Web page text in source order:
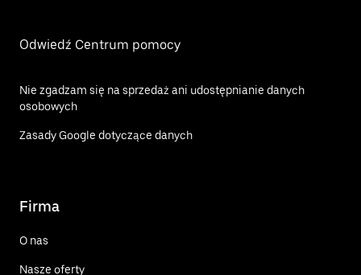
Odwiedź Centrum pomocy
Nie zgadzam się na sprzedaż ani udostępnianie danych
osobowych
Zasady Google dotyczące danych
Firma
O nas
Nasze oferty